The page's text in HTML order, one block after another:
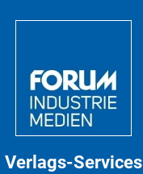
Verlags-Services